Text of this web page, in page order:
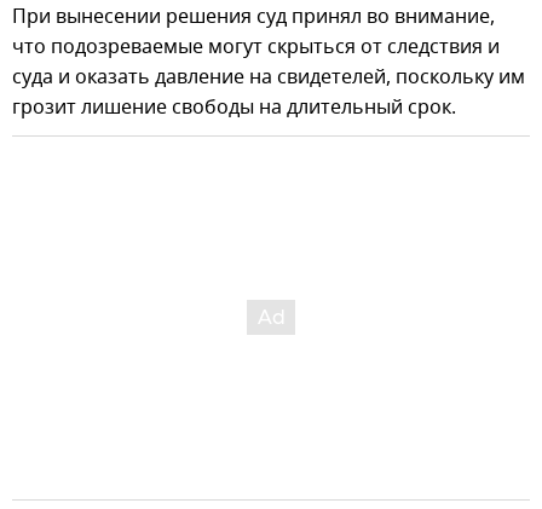
При вынесении решения суд принял во внимание,
что подозреваемые могут скрыться от следствия и
суда и оказать давление на свидетелей, поскольку им
грозит лишение свободы на длительный срок.